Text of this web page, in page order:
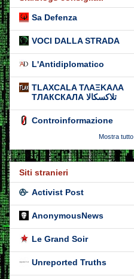
Sa Defenza
VOCI DALLA STRADA
L'Antidiplomatico
TLAXCALA ΤΛΑΞΚΑΛΑ
ТЛАКСКАЛА تلاكسكالا
Controinformazione
Mostra tutto
Siti stranieri
Activist Post
AnonymousNews
Le Grand Soir
Unreported Truths